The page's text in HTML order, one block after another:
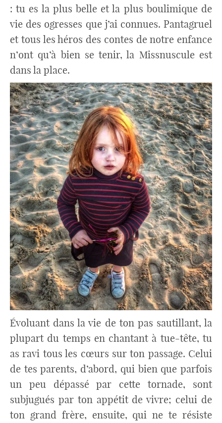
: tu es la plus belle et la plus boulimique de
vie des ogresses que j’ai connues. Pantagruel
et tous les héros des contes de notre enfance
n’ont qu’à bien se tenir, la Missnuscule est
dans la place.
Évoluant dans la vie de ton pas sautillant, la
plupart du temps en chantant à tue-tête, tu
as ravi tous les cœurs sur ton passage. Celui
de tes parents, d’abord, qui bien que parfois
un peu dépassé par cette tornade, sont
subjugués par ton appétit de vivre; celui de
ton grand frère, ensuite, qui ne te résiste